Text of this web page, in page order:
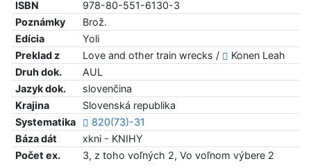
ISBN
978-80-551-6130-3
Poznámky
Brož.
Edícia
Yoli
Preklad z
Love and other train wrecks /
Konen Leah
Druh dok.
AUL
Jazyk dok.
slovenčina
Krajina
Slovenská republika
Systematika
820(73)-31
Báza dát
xkni - KNIHY
Počet ex.
3, z toho voľných 2, Vo voľnom výbere 2